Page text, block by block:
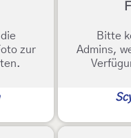
zur
Bitte
Admins,